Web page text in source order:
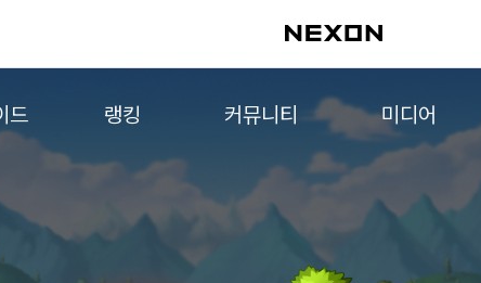
드
보
소개
이템
랭킹
컨텐츠 랭킹
커뮤니티
자유게시판
메이플 아트
메이플스토리 파트너스
미디어
영상